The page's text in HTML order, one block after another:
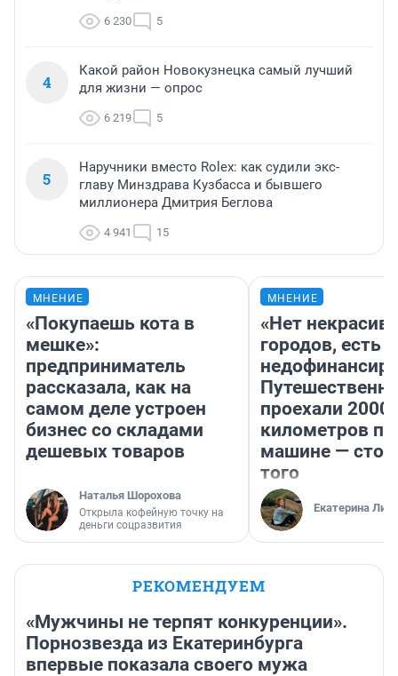
6 230 5
4
Какой район Новокузнецка самый лучший
для жизни — опрос
6 219 5
5
Наручники вместо Rolex: как судили экс-
главу Минздрава Кузбасса и бывшего
миллионера Дмитрия Беглова
4 941 15
МНЕНИЕ
«Покупаешь кота в
мешке»:
предприниматель
рассказала, как на
самом деле устроен
бизнес со складами
дешевых товаров
Наталья Шорохова
Открыла кофейную точку на
деньги соцразвития
МНЕНИЕ
«Нет
городов, есть
проехали 2000
километров по
машине —
того
Екатерина
РЕКОМЕНДУЕМ
«Мужчины не терпят конкуренции».
Порнозвезда из Екатеринбурга
впервые показала своего мужа